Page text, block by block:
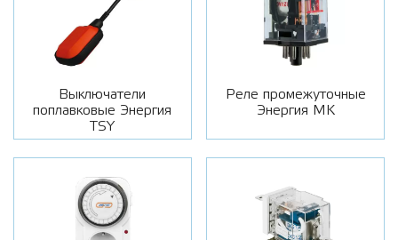
Выключатели
поплавковые Энергия
TSY
Реле промежуточные
Энергия MK